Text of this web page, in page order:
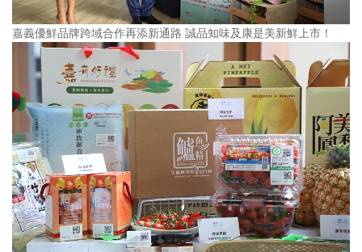
嘉義優鮮品牌跨域合作再添新通路 誠品知味及康是美新鮮上市！